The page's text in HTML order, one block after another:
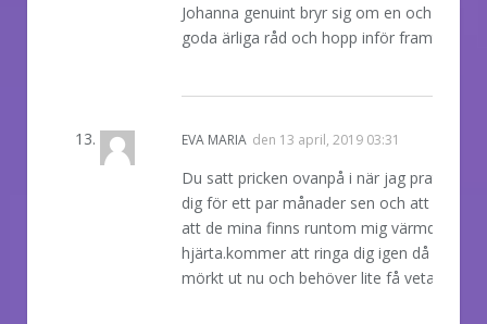
Johanna genuint bryr sig om en och ger
goda ärliga råd och hopp inför framtiden.
EVA MARIA den 13 april, 2019 03:31
Du satt pricken ovanpå i när jag pratade
dig för ett par månader sen och att få veta
att de mina finns runtom mig värmde mitt
hjärta.kommer att ringa dig igen då det ser
mörkt ut nu och behöver lite få veta??